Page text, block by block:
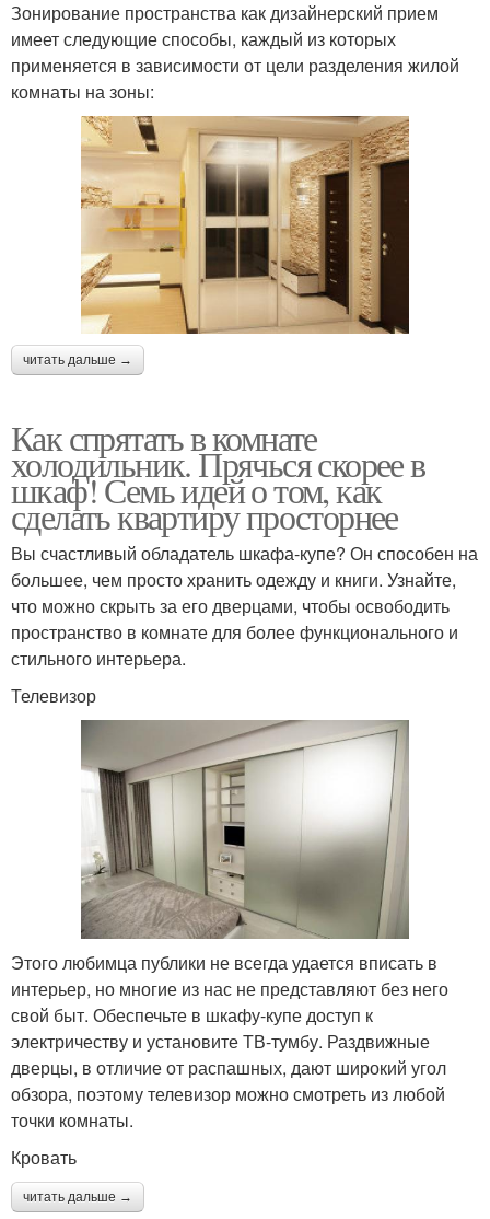
Зонирование пространства как дизайнерский прием
имеет следующие способы, каждый из которых
применяется в зависимости от цели разделения жилой
комнаты на зоны:
читать дальше →
Как спрятать в комнате
холодильник. Прячься скорее в
шкаф! Семь идей о том, как
сделать квартиру просторнее
Вы счастливый обладатель шкафа-купе? Он способен на
большее, чем просто хранить одежду и книги. Узнайте,
что можно скрыть за его дверцами, чтобы освободить
пространство в комнате для более функционального и
стильного интерьера.
Телевизор
Этого любимца публики не всегда удается вписать в
интерьер, но многие из нас не представляют без него
свой быт. Обеспечьте в шкафу-купе доступ к
электричеству и установите ТВ-тумбу. Раздвижные
дверцы, в отличие от распашных, дают широкий угол
обзора, поэтому телевизор можно смотреть из любой
точки комнаты.
Кровать
читать дальше →